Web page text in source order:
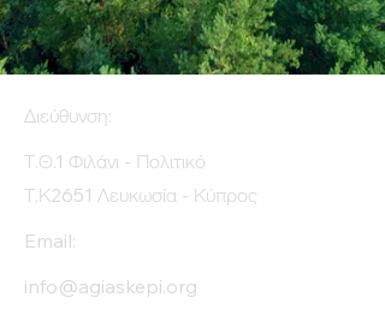
Διεύθυνση:
Τ.Θ.1 Φιλάνι - Πολιτικό
Τ.Κ2651 Λευκωσία - Κύπρος
Email:
info@agiaskepi.org